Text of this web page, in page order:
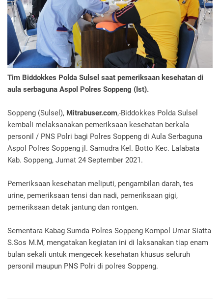
Tim Biddokkes Polda Sulsel saat pemeriksaan kesehatan di
aula serbaguna Aspol Polres Soppeng (Ist).
Soppeng (Sulsel), Mitrabuser.com,-Biddokkes Polda Sulsel
kembali melaksanakan pemeriksaan kesehatan berkala
personil / PNS Polri bagi Polres Soppeng di Aula Serbaguna
Aspol Polres Soppeng jl. Samudra Kel. Botto Kec. Lalabata
Kab. Soppeng, Jumat 24 September 2021.
Pemeriksaan kesehatan meliputi, pengambilan darah, tes
urine, pemeriksaan tensi dan nadi, pemeriksaan gigi,
pemeriksaan detak jantung dan rontgen.
Sementara Kabag Sumda Polres Soppeng Kompol Umar Siatta
S.Sos M.M, mengatakan kegiatan ini di laksanakan tiap enam
bulan sekali untuk mengecek kesehatan khusus seluruh
personil maupun PNS Polri di polres Soppeng.